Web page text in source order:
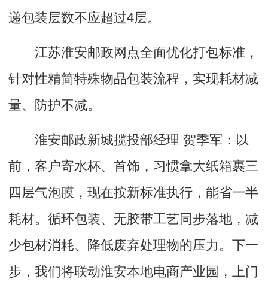
递包装层数不应超过4层。
江苏淮安邮政网点全面优化打包标准，
针对性精简特殊物品包装流程，实现耗材减
量、防护不减。
淮安邮政新城揽投部经理 贺季军：以
前，客户寄水杯、首饰，习惯拿大纸箱裹三
四层气泡膜，现在按新标准执行，能省一半
耗材。循环包装、无胶带工艺同步落地，减
少包材消耗、降低废弃处理物的压力。下一
步，我们将联动淮安本地电商产业园，上门